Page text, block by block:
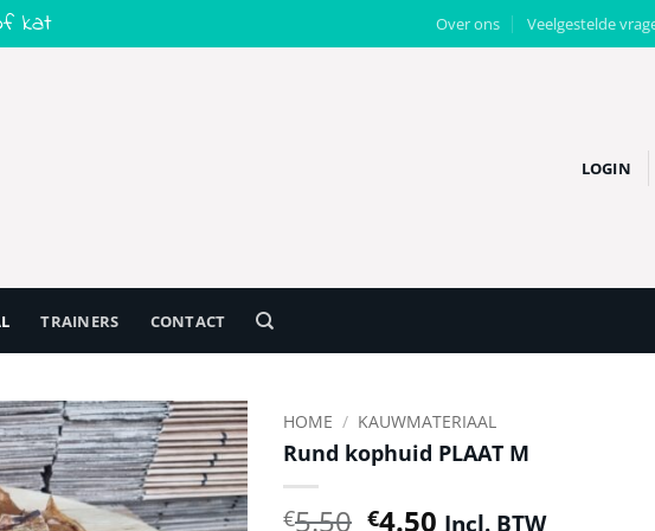
kat Over ons Veelgestelde
LOGIN
TRAINERS CONTACT
Toevoegen
aan
verlanglijst
HOME / KAUWMATERIAAL
Rund kophuid PLAAT M
€5.50 Oorspronkelijke
€4.50 Huidige
Incl. BTW